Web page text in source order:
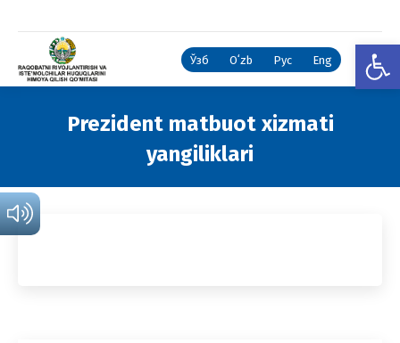
Ўзб Oʻzb Рус Eng
Prezident matbuot xizmati
yangiliklari